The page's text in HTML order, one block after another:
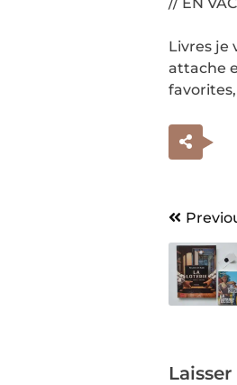
Livres je
attache
de